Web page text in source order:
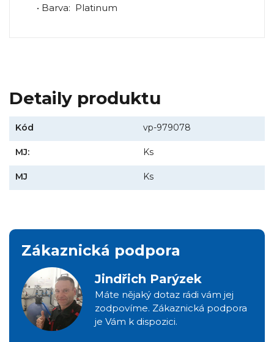
• Barva: Platinum
Detaily produktu
Kód vp-979078
MJ: Ks
MJ Ks
Zákaznická podpora
Jindřich Parýzek
Máte nějaký dotaz rádi vám jej
zodpovíme. Zákaznická podpora
je Vám k dispozici.